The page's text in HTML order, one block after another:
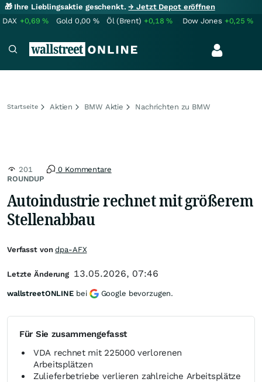
🎁 Ihre Lieblingsaktie geschenkt.→ Jetzt Depot eröffnen
DAX +0,69% Gold 0,00 % Öl (Brent) +0,18% Dow Jones +0,25%
Startseite Aktien BMW Aktie Nachrichten zu BMW
ROUNDUP
201 0 Kommentare
Autoindustrie rechnet mit größerem
Stellenabbau
Für Sie zusammengefasst
VDA rechnet mit 225000 verlorenen
Arbeitsplätzen
Zulieferbetriebe verlieren zahlreiche Arbeitsplätze
Verfasst vondpa-AFX
Letzte Änderung 13.05.2026, 07:46
wallstreetONLINE bei Google bevorzugen.